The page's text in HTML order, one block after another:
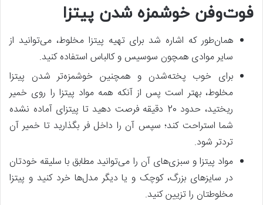
فوت‌وفن خوشمزه شدن پیتزا
همان‌طور که اشاره شد برای تهیه پیتزا مخلوط، می‌توانید از
سایر موادی همچون سوسیس و کالباس استفاده کنید.
برای خوب پخته‌شدن و همچنین خوشمزه‌تر شدن پیتزا
مخلوط، بهتر است پس از آنکه همه مواد پیتزا را روی خمیر
ریختید، حدود 20 دقیقه فرصت دهید تا پیتزای آماده نشده
شما استراحت کند؛ سپس آن را داخل فر بگذارید تا خمیر آن
تردتر شود.
مواد پیتزا و سبزی‌های آن را می‌توانید مطابق با سلیقه خودتان
در سایزهای بزرگ، کوچک و یا دیگر مدل‌ها خرد کنید و پیتزا
مخلوطتان را تزیین کنید.